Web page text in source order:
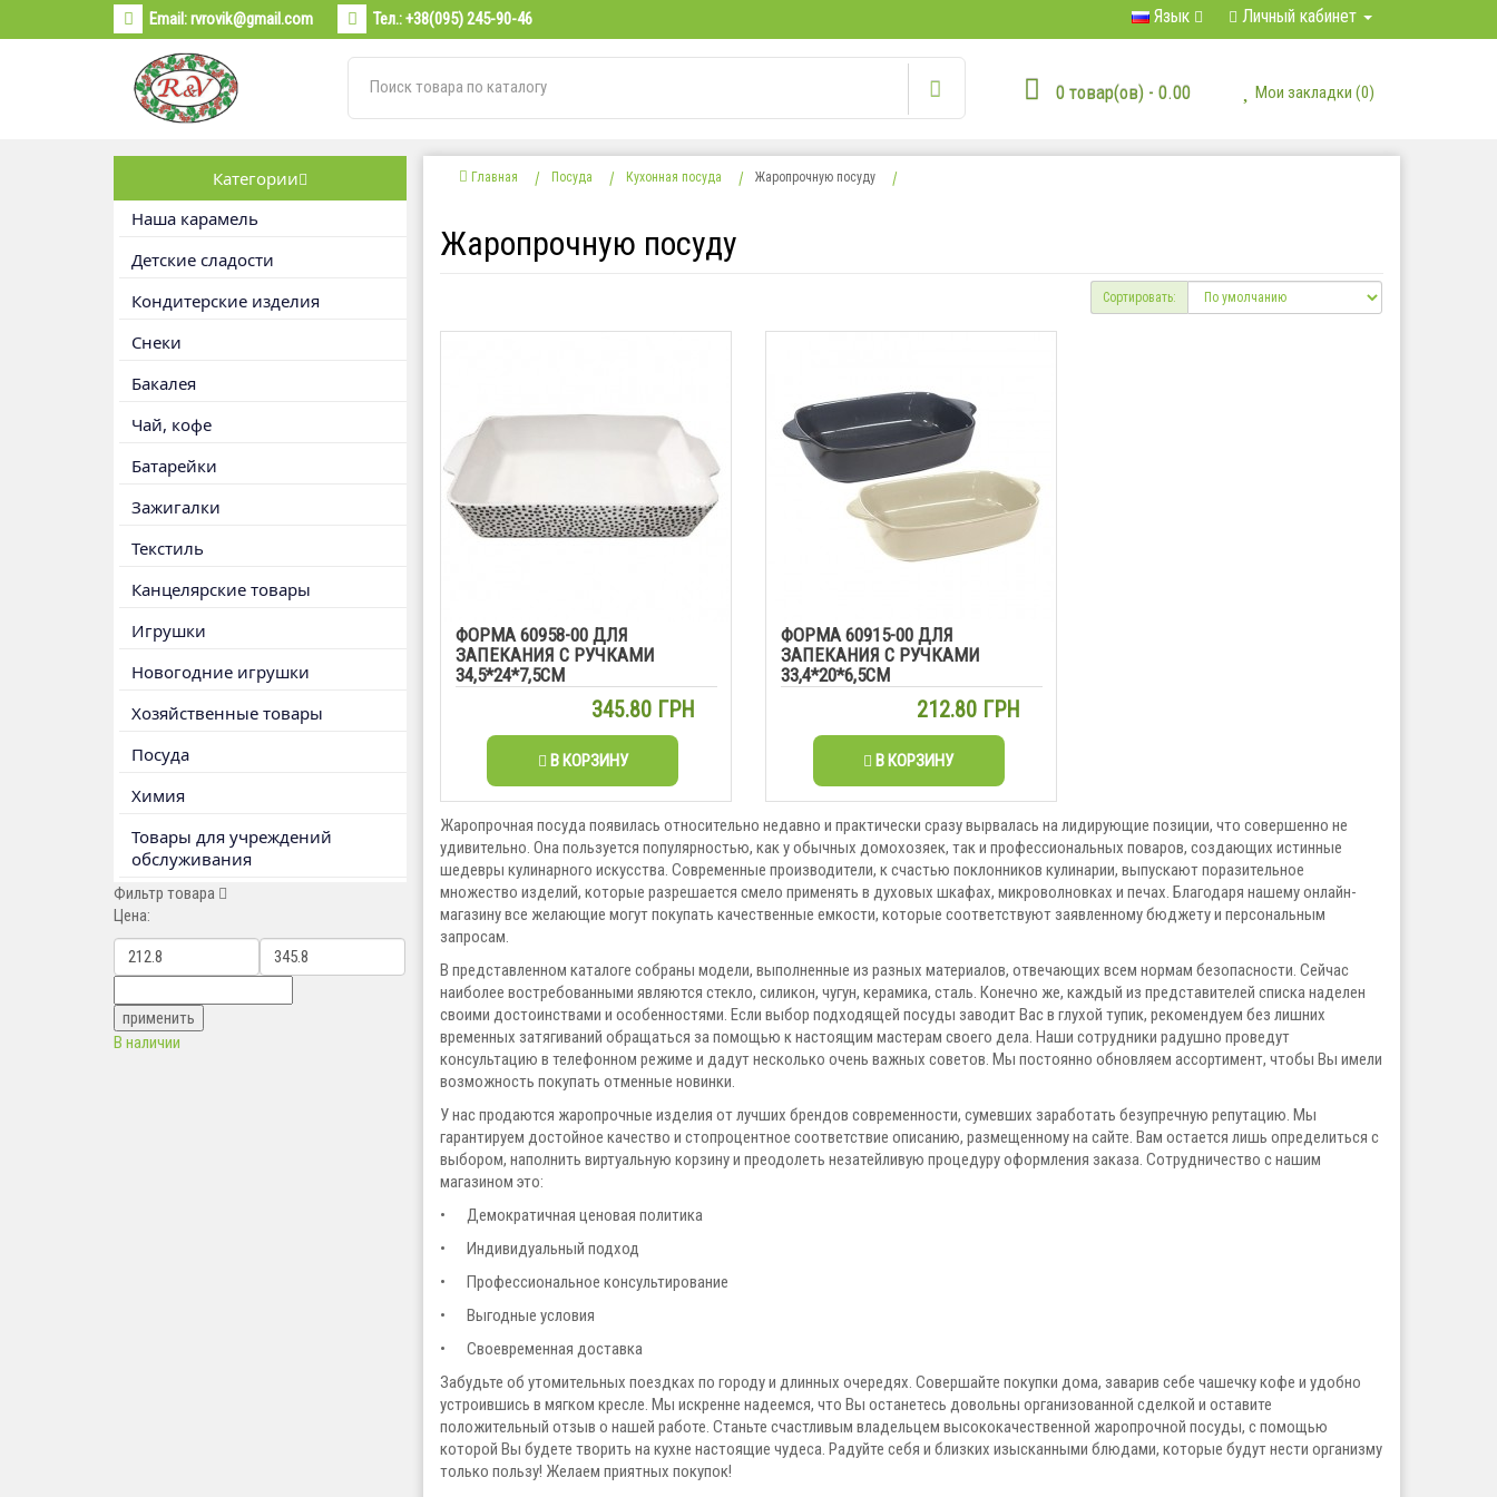
Email:rvrovik@gmail.com Тел.:+38(095) 245-90-46 Язык Личный кабинет
0 товар(ов) - 0.00 Мои закладки (0)
Категории
Наша карамель
Детские сладости
Кондитерские изделия
Снеки
Бакалея
Чай, кофе
Батарейки
Зажигалки
Текстиль
Канцелярские товары
Игрушки
Новогодние игрушки
Хозяйственные товары
Посуда
Химия
Товары для учреждений
обслуживания
Фильтр товара
Цена:
В наличии
Главная Посуда Кухонная посуда Жаропрочную посуду
Жаропрочную посуду
Сортировать:
ФОРМА 60958-00 ДЛЯ
ЗАПЕКАНИЯ С РУЧКАМИ
34,5*24*7,5СМ
345.80 ГРН
В КОРЗИНУ
ФОРМА 60915-00 ДЛЯ
ЗАПЕКАНИЯ С РУЧКАМИ
33,4*20*6,5СМ
212.80 ГРН
В КОРЗИНУ
Жаропрочная посуда появилась относительно недавно и практически сразу вырвалась на лидирующие позиции, что совершенно не
удивительно. Она пользуется популярностью, как у обычных домохозяек, так и профессиональных поваров, создающих истинные
шедевры кулинарного искусства. Современные производители, к счастью поклонников кулинарии, выпускают поразительное
множество изделий, которые разрешается смело применять в духовых шкафах, микроволновках и печах. Благодаря нашему онлайн-
магазину все желающие могут покупать качественные емкости, которые соответствуют заявленному бюджету и персональным
запросам.
В представленном каталоге собраны модели, выполненные из разных материалов, отвечающих всем нормам безопасности. Сейчас
наиболее востребованными являются стекло, силикон, чугун, керамика, сталь. Конечно же, каждый из представителей списка наделен
своими достоинствами и особенностями. Если выбор подходящей посуды заводит Вас в глухой тупик, рекомендуем без лишних
временных затягиваний обращаться за помощью к настоящим мастерам своего дела. Наши сотрудники радушно проведут
консультацию в телефонном режиме и дадут несколько очень важных советов. Мы постоянно обновляем ассортимент, чтобы Вы имели
возможность покупать отменные новинки.
У нас продаются жаропрочные изделия от лучших брендов современности, сумевших заработать безупречную репутацию. Мы
гарантируем достойное качество и стопроцентное соответствие описанию, размещенному на сайте. Вам остается лишь определиться с
выбором, наполнить виртуальную корзину и преодолеть незатейливую процедуру оформления заказа. Сотрудничество с нашим
магазином это:
•
Демократичная ценовая политика
•
Индивидуальный подход
•
Профессиональное консультирование
•
Выгодные условия
•
Своевременная доставка
Забудьте об утомительных поездках по городу и длинных очередях. Совершайте покупки дома, заварив себе чашечку кофе и удобно
устроившись в мягком кресле. Мы искренне надеемся, что Вы останетесь довольны организованной сделкой и оставите
положительный отзыв о нашей работе. Станьте счастливым владельцем высококачественной жаропрочной посуды, с помощью
которой Вы будете творить на кухне настоящие чудеса. Радуйте себя и близких изысканными блюдами, которые будут нести организму
только пользу! Желаем приятных покупок!